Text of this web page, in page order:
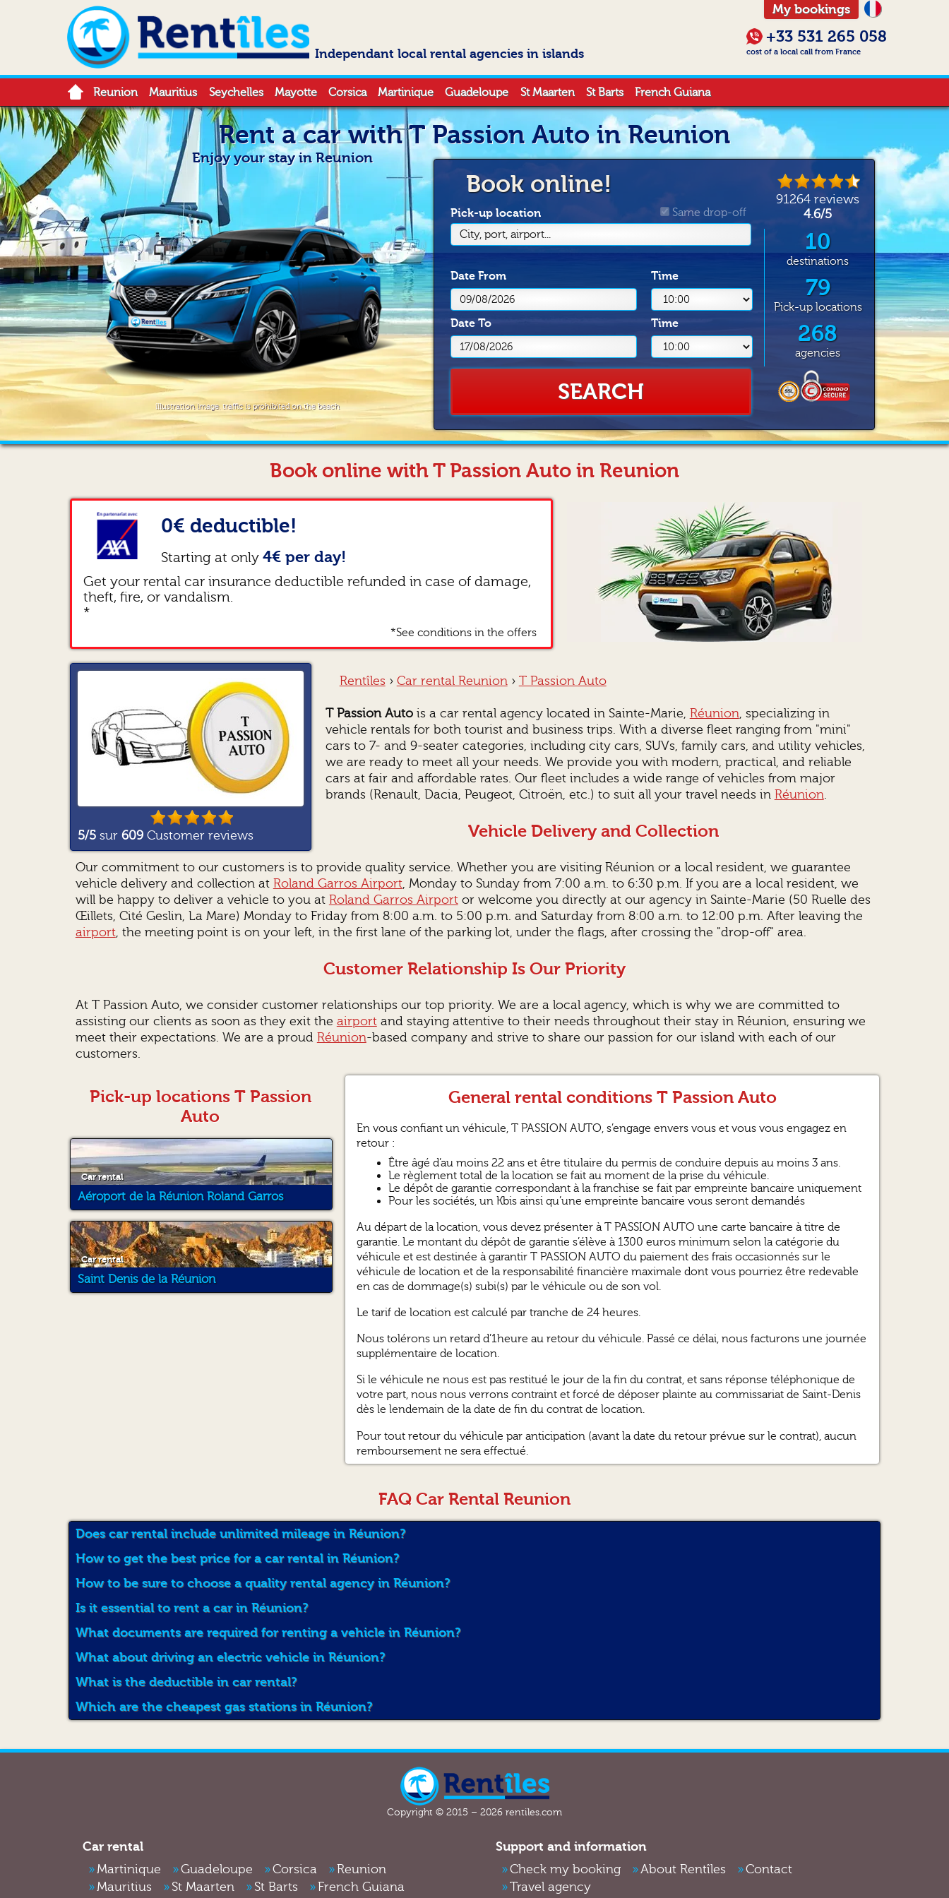
My bookings
Independant local rental agencies in islands
+33 531 265 058
cost of a local call from France
Reunion Mauritius Seychelles Mayotte Corsica Martinique Guadeloupe St Maarten St Barts French Guiana
Rent a car with T Passion Auto in Reunion
Enjoy your stay in Reunion
illustration image, traffic is prohibited on the beach
91264 reviews
4.6/5
Book online!
Pick-up location
City, port, airport...
Same drop-off
DateFrom Time
DateTo Time
SEARCH
10
destinations
79
Pick-up locations
268
agencies
Book online with T Passion Auto in Reunion
0€ deductible!
Starting at only4€ per day!
Get your rental car insurance deductible refunded in case of damage,
theft, fire, or vandalism.
*
*See conditions in the offers
5/5sur 609 Customer reviews
Rentîles › Car rental Reunion› T Passion Auto
T Passion Autois a car rental agency located in Sainte-Marie, Réunion, specializing in
vehicle rentals for both tourist and business trips. With a diverse fleet ranging from "mini"
cars to 7- and 9-seater categories, including city cars, SUVs, family cars, and utility vehicles,
we are ready to meet all your needs. We provide you with modern, practical, and reliable
cars at fair and affordable rates. Our fleet includes a wide range of vehicles from major
brands (Renault, Dacia, Peugeot, Citroën, etc.) to suit all your travel needs in Réunion.
Vehicle Delivery and Collection
Our commitment to our customers is to provide quality service. Whether you are visiting Réunion or a local resident, we guarantee
vehicle delivery and collection at Roland Garros Airport, Monday to Sunday from 7:00 a.m. to 6:30 p.m. If you are a local resident, we
will be happy to deliver a vehicle to you at Roland Garros Airportor welcome you directly at our agency in Sainte-Marie (50 Ruelle des
Œillets, Cité Geslin, La Mare) Monday to Friday from 8:00 a.m. to 5:00 p.m. and Saturday from 8:00 a.m. to 12:00 p.m. After leaving the
airport, the meeting point is on your left, in the first lane of the parking lot, under the flags, after crossing the "drop-off" area.
Customer Relationship Is Our Priority
At T Passion Auto, we consider customer relationships our top priority. We are a local agency, which is why we are committed to
assisting our clients as soon as they exit the airportand staying attentive to their needs throughout their stay in Réunion, ensuring we
meet their expectations. We are a proud Réunion-based company and strive to share our passion for our island with each of our
customers.
Pick-up locations T Passion
Auto
Car rental
Aéroport de la Réunion Roland Garros
Car rental
Saint Denis de la Réunion
General rental conditions T Passion Auto
En vous confiant un véhicule, T PASSION AUTO, s’engage envers vous et vous vous engagez en
retour :
Être âgé d’au moins 22 ans et être titulaire du permis de conduire depuis au moins 3 ans.
Le règlement total de la location se fait au moment de la prise du véhicule.
Le dépôt de garantie correspondant à la franchise se fait par empreinte bancaire uniquement
Pour les sociétés, un Kbis ainsi qu’une empreinte bancaire vous seront demandés
Au départ de la location, vous devez présenter à T PASSION AUTO une carte bancaire à titre de
garantie. Le montant du dépôt de garantie s’élève à 1300 euros minimum selon la catégorie du
véhicule et est destinée à garantir T PASSION AUTO du paiement des frais occasionnés sur le
véhicule de location et de la responsabilité financière maximale dont vous pourriez être redevable
en cas de dommage(s) subi(s) par le véhicule ou de son vol.
Le tarif de location est calculé par tranche de 24 heures.
Nous tolérons un retard d’1heure au retour du véhicule. Passé ce délai, nous facturons une journée
supplémentaire de location.
Si le véhicule ne nous est pas restitué le jour de la fin du contrat, et sans réponse téléphonique de
votre part, nous nous verrons contraint et forcé de déposer plainte au commissariat de Saint-Denis
dès le lendemain de la date de fin du contrat de location.
Pour tout retour du véhicule par anticipation (avant la date du retour prévue sur le contrat), aucun
remboursement ne sera effectué.
Nous vous proposons de contrôler contradictoirement l’état apparent du véhicule au départ et au
retour de la location. Si l’état apparent du véhicule au retour diffère de celui au départ, T PASSION
AUTO vous facturera les dégâts constatés (chocs, carrosserie, accessoires manquants, les petits
financière maximale applicable.
Nous vous invitons à restituer le véhicule avec le même niveau de carburant qu’à la prise du
effectué par le personnel de T PASSION AUTO
Pour toutes amendes reçues après la restitution du véhicule, des frais de traitement de 20€ TTC
Nous vous remercions de ramener le véhicule dans l’état de propreté initial. Tout véhicule restitué
dans un état non conforme au départ et dans un état de saleté inacceptable (poils d’animaux, boue,
Vous pouvez ajouter 1 conducteur additionnel pour un supplément de 10 euros.
FAQ Car Rental Reunion
Does car rental include unlimited mileage in Réunion?
How to get the best price for a car rental in Réunion?
How to be sure to choose a quality rental agency in Réunion?
Is it essential to rent a car in Réunion?
What documents are required for renting a vehicle in Réunion?
What about driving an electric vehicle in Réunion?
What is the deductible in car rental?
Which are the cheapest gas stations in Réunion?
Copyright © 2015 – 2026 rentiles.com
Car rental
Martinique
Guadeloupe Corsica
Reunion
Mauritius
St Maarten St Barts
French Guiana
Support and information
Check my booking
About Rentîles
Contact
Travel agency